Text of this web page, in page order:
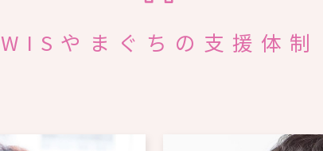
WISやまぐちの支援体制